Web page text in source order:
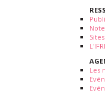
Les